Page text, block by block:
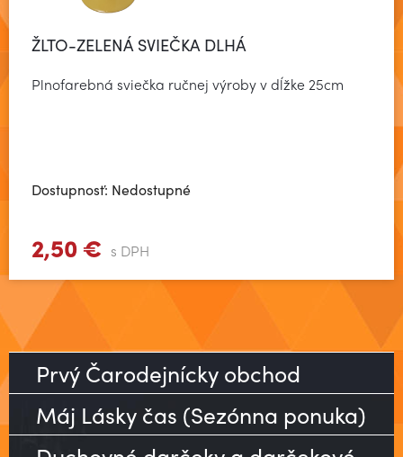
ŽLTO-ZELENÁ SVIEČKA DLHÁ
Plnofarebná sviečka ručnej výroby v dĺžke 25cm
Dostupnosť: Nedostupné
2,50 € s DPH
Prvý Čarodejnícky obchod
Máj Lásky čas (Sezónna ponuka)